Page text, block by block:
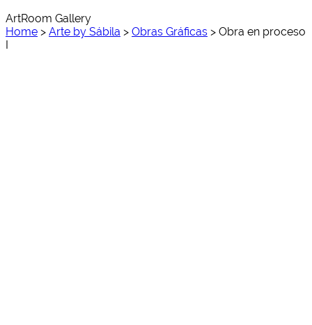
ArtRoom Gallery
Home > Arte by Sábila > Obras Gráficas > Obra en proceso
I